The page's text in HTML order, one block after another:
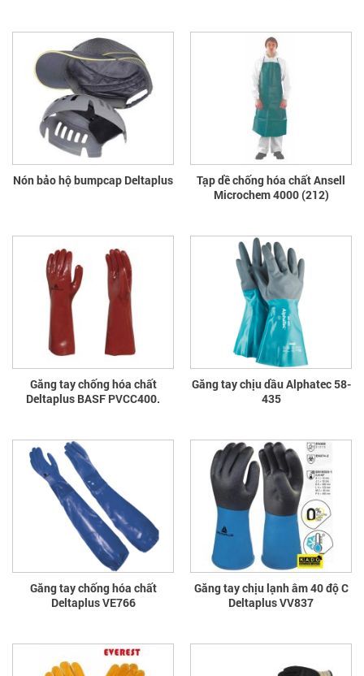
Nón bảo hộ bumpcap Deltaplus
Tạp dề chống hóa chất Ansell
Microchem 4000 (212)
Găng tay chống hóa chất
Deltaplus BASF PVCC400.
Găng tay chịu dầu Alphatec 58-
435
Găng tay chống hóa chất
Deltaplus VE766
Găng tay chịu lạnh âm 40 độ C
Deltaplus VV837